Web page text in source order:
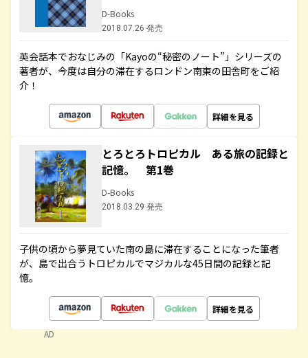
D-Books
2018.07.26 発売
英会話本でおなじみの「Kayoの“秘密のノート”」シリーズの
著者が、今度は自分の滞在するロンドン南東の田舎町をご紹
介！
詳細を見る
とろとろトロピカル ある旅の記録と
記憶。 第1巻
D-Books
2018.03.29 発売
子供の頃から夢見ていた南の島に滞在することになった筆者
が、島で出合うトロピカルでマジカルな45日間の記録と記
憶。
詳細を見る
AD